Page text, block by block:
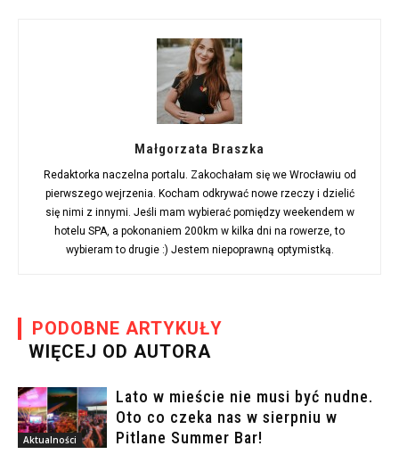
Małgorzata Braszka
Redaktorka naczelna portalu. Zakochałam się we Wrocławiu od
pierwszego wejrzenia. Kocham odkrywać nowe rzeczy i dzielić
się nimi z innymi. Jeśli mam wybierać pomiędzy weekendem w
hotelu SPA, a pokonaniem 200km w kilka dni na rowerze, to
wybieram to drugie :) Jestem niepoprawną optymistką.
PODOBNE ARTYKUŁY
WIĘCEJ OD AUTORA
Aktualności
Lato w mieście nie musi być nudne.
Oto co czeka nas w sierpniu w
Pitlane Summer Bar!